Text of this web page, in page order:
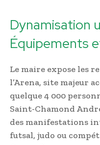
Dynamisation
Équipements
Le maire expose les
l’Arena, site majeur
quelque 4 000
Saint-Chamond
des manifestations
futsal, judo ou